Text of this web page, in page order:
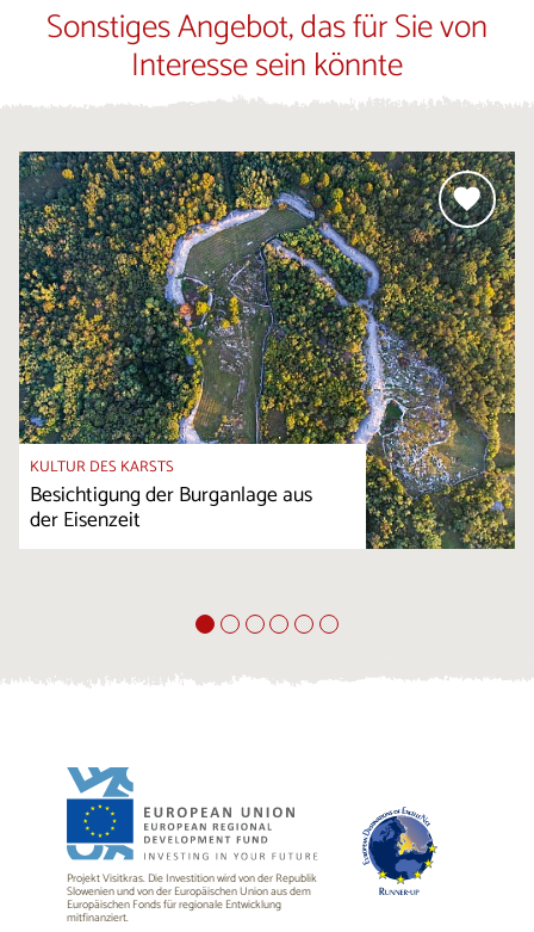
Sonstiges Angebot, das für Sie von
Interesse sein könnte
KULTUR DES KARSTS
Besichtigung der Burganlage aus
der Eisenzeit
Projekt Visitkras. Die Investition wird von der Republik
Slowenien und von der Europäischen Union aus dem
Europäischen Fonds für regionale Entwicklung
mitfinanziert.